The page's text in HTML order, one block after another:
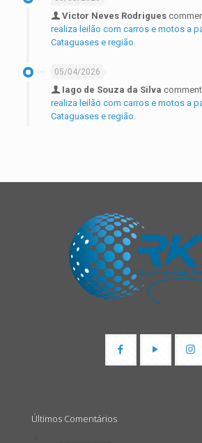
Victor Neves Rodrigues
realiza leilão com carros e motos a
Cataguases e região.
05/04/2026
Iago de Souza da Silva
realiza leilão com carros e motos a
Cataguases e região.
Últimos Comentários